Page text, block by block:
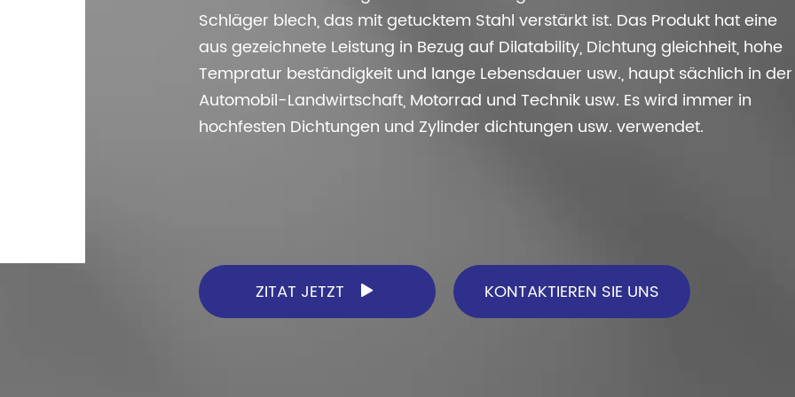
von Fiber gasket sind Automobil,
Lastwagen, Kompressoren, allgemeine
Schiff und Pumpe usw.
an Abdichtung, Temperatur
und chemische Verträglich keit.
Schläger blech, das mit getucktem Stahl verstärkt ist. Das Produkt hat eine
aus gezeichnete Leistung in Bezug auf Dilatability, Dichtung gleichheit, hohe
Tempratur beständigkeit und lange Lebensdauer usw., haupt sächlich in der
Automobil-Landwirtschaft, Motorrad und Technik usw. Es wird immer in
hochfesten Dichtungen und Zylinder dichtungen usw. verwendet.
ZITAT JETZT  KONTAKTIEREN SIE UNS